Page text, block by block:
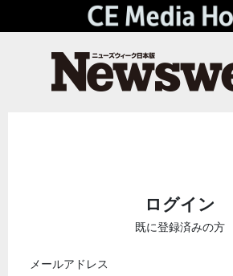
ログイン
既に登録済みの方
メールアドレス